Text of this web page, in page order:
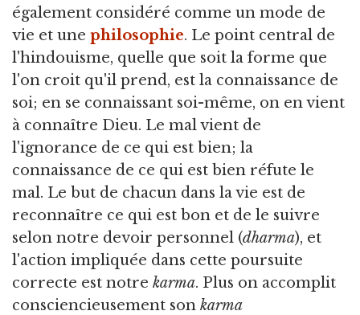
également considéré comme un mode de
vie et une philosophie. Le point central de
l'hindouisme, quelle que soit la forme que
l'on croit qu'il prend, est la connaissance de
soi; en se connaissant soi-même, on en vient
à connaître Dieu. Le mal vient de
l'ignorance de ce qui est bien; la
connaissance de ce qui est bien réfute le
mal. Le but de chacun dans la vie est de
reconnaître ce qui est bon et de le suivre
selon notre devoir personnel (dharma), et
l'action impliquée dans cette poursuite
correcte est notre karma. Plus on accomplit
consciencieusement son karma